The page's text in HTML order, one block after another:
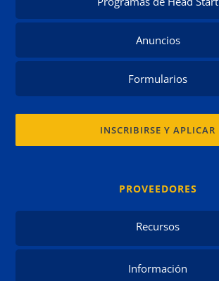
Anuncios
Formularios
INSCRIBIRSE Y APLICAR
PROVEEDORES
Recursos
Información